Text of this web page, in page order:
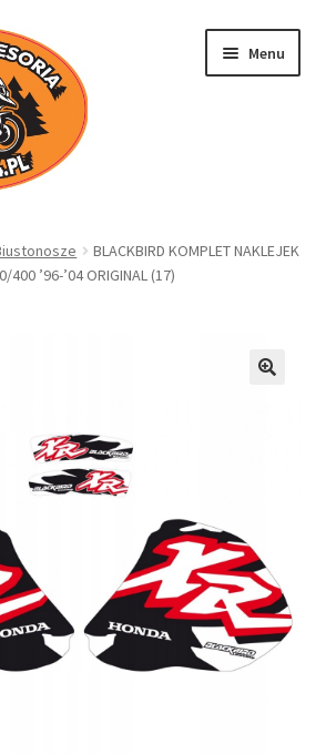
Menu
BLACKBIRD KOMPLET NAKLEJEK
400 ’96-’04 ORIGINAL (17)